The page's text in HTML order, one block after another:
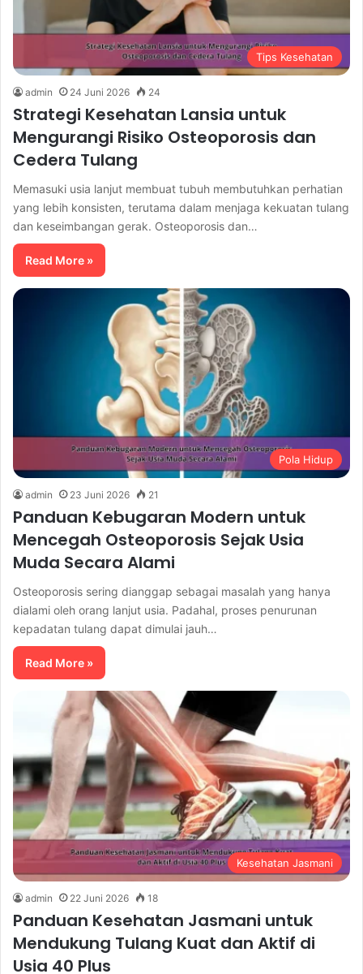
Tips Kesehatan
admin 24 Juni 2026 24
Strategi Kesehatan Lansia untuk
Mengurangi Risiko Osteoporosis dan
Cedera Tulang
Memasuki usia lanjut membuat tubuh membutuhkan perhatian
yang lebih konsisten, terutama dalam menjaga kekuatan tulang
dan keseimbangan gerak. Osteoporosis dan…
Read More »
Pola Hidup
admin 23 Juni 2026 21
Panduan Kebugaran Modern untuk
Mencegah Osteoporosis Sejak Usia
Muda Secara Alami
Osteoporosis sering dianggap sebagai masalah yang hanya
dialami oleh orang lanjut usia. Padahal, proses penurunan
kepadatan tulang dapat dimulai jauh…
Read More »
Kesehatan Jasmani
admin 22 Juni 2026 18
Panduan Kesehatan Jasmani untuk
Mendukung Tulang Kuat dan Aktif di
Usia 40 Plus